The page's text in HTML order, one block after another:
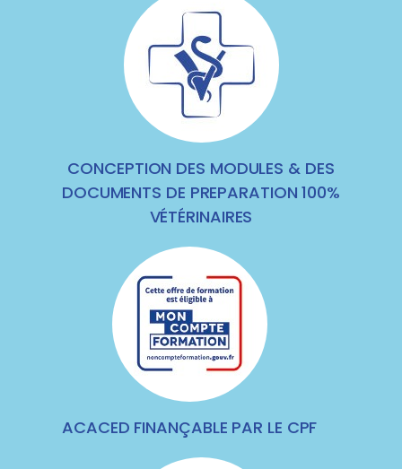
CONCEPTION DES MODULES & DES
DOCUMENTS DE PREPARATION 100%
VÉTÉRINAIRES
ACACED FINANÇABLE PAR LE CPF